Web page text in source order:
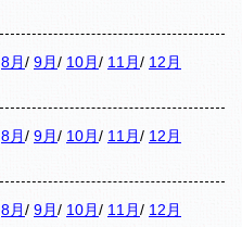
8月 / 9月 / 10月 / 11月 / 12月
8月 / 9月 / 10月 / 11月 / 12月
8月 / 9月 / 10月 / 11月 / 12月